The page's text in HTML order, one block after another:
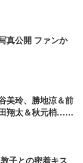
真公開 ファンか
美玲、勝地涼＆前
翔太＆秋元梢…ビ
子との密着キス